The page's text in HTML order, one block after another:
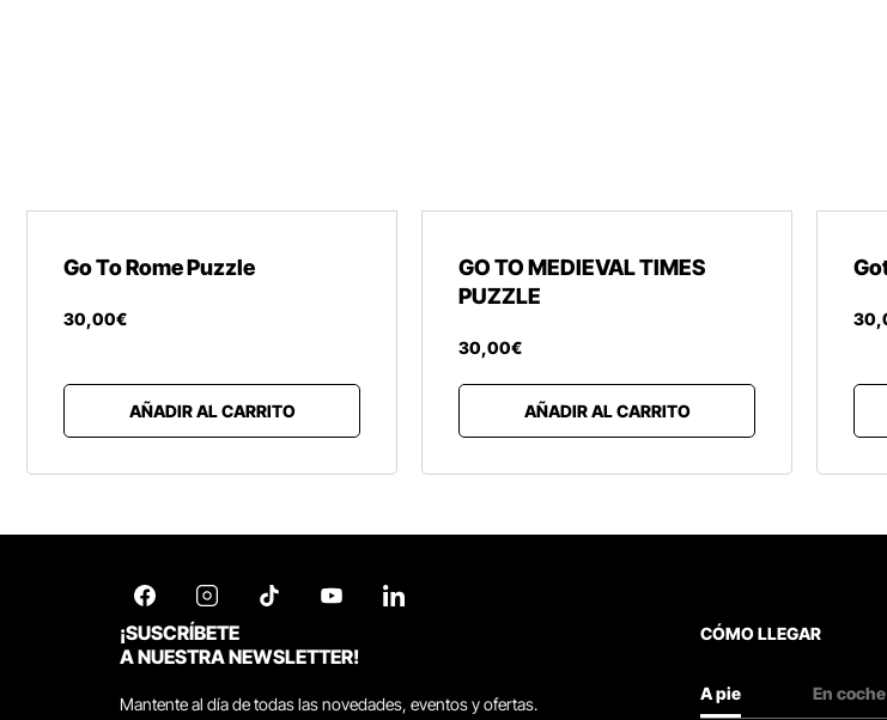
Go To Rome Puzzle
30,00€
AÑADIR AL CARRITO
GO TO MEDIEVAL TIMES
PUZZLE
30,00€
AÑADIR AL CARRITO
30,
¡SUSCRÍBETE
A NUESTRA NEWSLETTER!
Mantente al día de todas las novedades, eventos y ofertas.
CÓMO LLEGAR
A pie En coche